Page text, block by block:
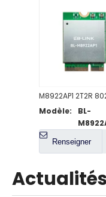
Modèle:
BL-
Renseigner